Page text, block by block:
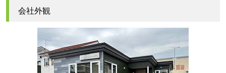
お気に入り 売買
会社外観